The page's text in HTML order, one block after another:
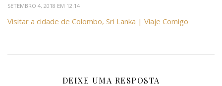
SETEMBRO 4, 2018 EM 12:14
Visitar a cidade de Colombo, Sri Lanka | Viaje Comigo
DEIXE UMA RESPOSTA